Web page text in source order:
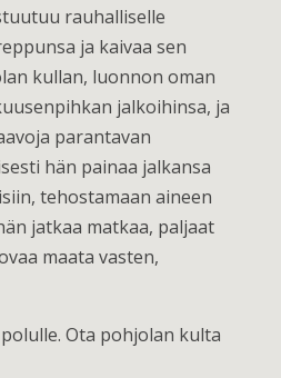
rauhalliselle
ja kaivaa sen
kullan, luonnon oman
jalkoihinsa, ja
parantavan
hän painaa jalkansa
tehostamaan aineen
jatkaa matkaa, paljaat
maata vasten,
Ota pohjolan kulta